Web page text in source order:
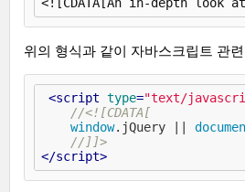
위의 형식과 같이 자바스크립트 관
<script type="text/
//<![CDATA[
window.jQuery ||
//]]>
</script>